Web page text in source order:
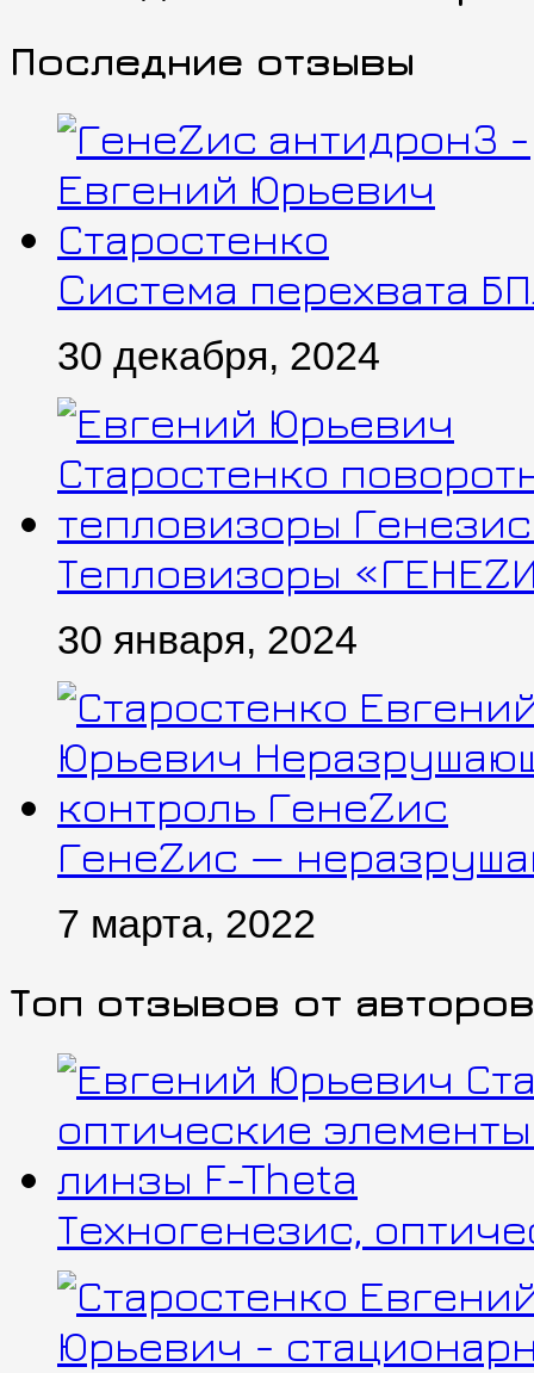
Последние отзывы
Cистема перехвата
30 декабря, 2024
Тепловизоры
30 января, 2024
ГенеZис —
7 марта, 2022
Топ отзывов от авторов
Техногенезис,